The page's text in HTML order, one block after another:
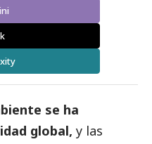
se ha
global, y las